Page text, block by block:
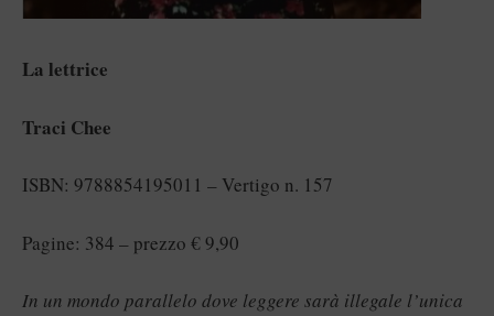
La lettrice
Traci Chee
ISBN: 9788854195011 – Vertigo n. 157
Pagine: 384 – prezzo € 9,90
In un mondo parallelo dove leggere sarà illegale l’unica